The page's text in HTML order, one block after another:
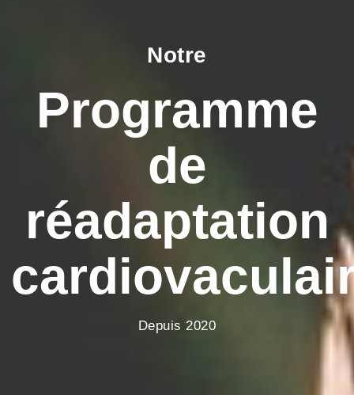
Notre
Programme
de
réadaptation
Depuis 2020